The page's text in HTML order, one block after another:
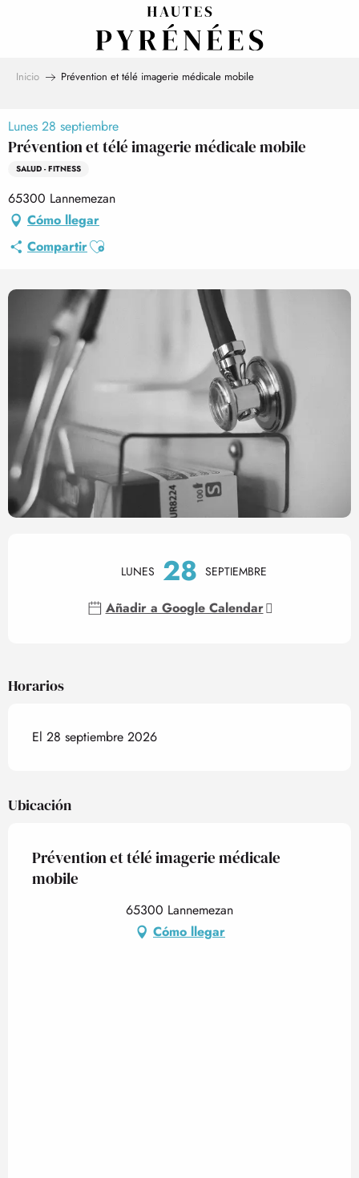
Inicio Prévention et télé imagerie médicale mobile
Lunes 28 septiembre
Prévention et télé imagerie médicale mobile
SALUD - FITNESS
65300 Lannemezan
Cómo llegar
CompartirAjouter aux favoris
Horarios y datos de
LUNES 28 SEPTIEMBRE
Añadir a Google Calendar
Horarios
El 28 septiembre 2026
Ubicación
Prévention et télé imagerie médicale
mobile
65300 Lannemezan
Cómo llegar